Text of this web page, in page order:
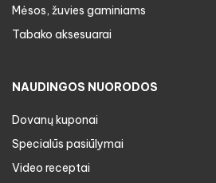
Mėsos, žuvies gaminiams
Tabako aksesuarai
NAUDINGOS NUORODOS
Dovanų kuponai
Specialūs pasiūlymai
Video receptai